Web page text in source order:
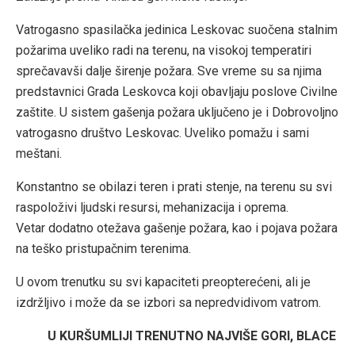
Vatrogasno spasilačka jedinica Leskovac suočena stalnim
požarima uveliko radi na terenu, na visokoj temperatiri
sprečavavši dalje širenje požara. Sve vreme su sa njima
predstavnici Grada Leskovca koji obavljaju poslove Civilne
zaštite. U sistem gašenja požara uključeno je i Dobrovoljno
vatrogasno društvo Leskovac. Uveliko pomažu i sami
meštani.
Konstantno se obilazi teren i prati stenje, na terenu su svi
raspoloživi ljudski resursi, mehanizacija i oprema.
Vetar dodatno otežava gašenje požara, kao i pojava požara
na teško pristupačnim terenima.
U ovom trenutku su svi kapaciteti preopterećeni, ali je
izdržljivo i može da se izbori sa nepredvidivom vatrom.
U KURŠUMLIJI TRENUTNO NAJVIŠE GORI, BLACE